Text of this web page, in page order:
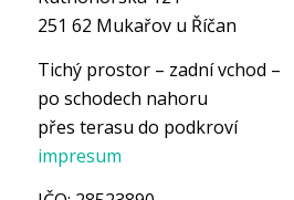
251 62 Mukařov u Říčan
Tichý prostor – zadní vchod –
po schodech nahoru
přes terasu do podkroví
impresum